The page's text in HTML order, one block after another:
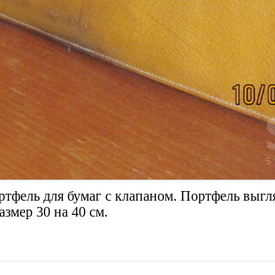
для бумаг с клапаном. Портфель
30 на 40 см.